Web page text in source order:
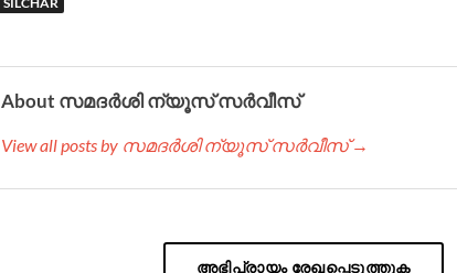
About സമദർശി ന്യൂസ് സർവീസ്
View all posts by സമദർശി ന്യൂസ് സർവീസ് →
അഭിപ്രായം രേഖപ്പെടുത്തുക